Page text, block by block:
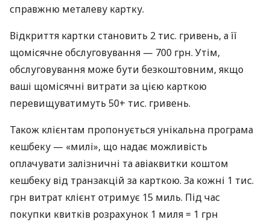
справжню металеву картку.
Відкриття картки становить 2 тис. гривень, а її
щомісячне обслуговування — 700 грн. Утім,
обслуговування може бути безкоштовним, якщо
ваші щомісячні витрати за цією карткою
перевищуватимуть 50+ тис. гривень.
Також клієнтам пропонується унікальна програма
кешбеку — «милі», що надає можливість
оплачувати залізничні та авіаквитки коштом
кешбеку від транзакцій за карткою. За кожні 1 тис.
грн витрат клієнт отримує 15 миль. Під час
покупки квитків розрахунок 1 миля = 1 грн